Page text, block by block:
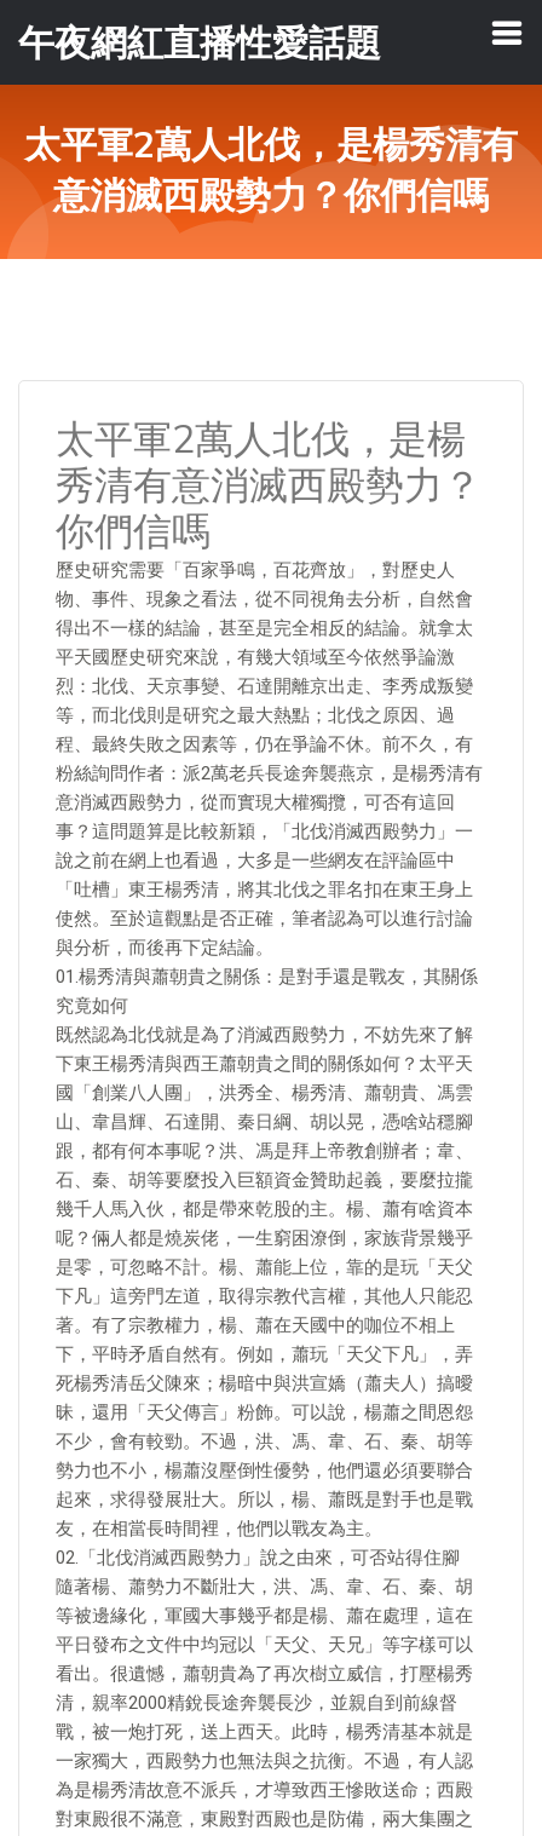
午夜網紅直播性愛話題
太平軍2萬人北伐，是楊秀清有
意消滅西殿勢力？你們信嗎
太平軍2萬人北伐，是楊
秀清有意消滅西殿勢力？
你們信嗎
歷史研究需要「百家爭鳴，百花齊放」，對歷史人
物、事件、現象之看法，從不同視角去分析，自然會
得出不一樣的結論，甚至是完全相反的結論。就拿太
平天國歷史研究來說，有幾大領域至今依然爭論激
烈：北伐、天京事變、石達開離京出走、李秀成叛變
等，而北伐則是研究之最大熱點；北伐之原因、過
程、最終失敗之因素等，仍在爭論不休。前不久，有
粉絲詢問作者：派2萬老兵長途奔襲燕京，是楊秀清有
意消滅西殿勢力，從而實現大權獨攬，可否有這回
事？這問題算是比較新穎，「北伐消滅西殿勢力」一
說之前在網上也看過，大多是一些網友在評論區中
「吐槽」東王楊秀清，將其北伐之罪名扣在東王身上
使然。至於這觀點是否正確，筆者認為可以進行討論
與分析，而後再下定結論。
01.楊秀清與蕭朝貴之關係：是對手還是戰友，其關係
究竟如何
既然認為北伐就是為了消滅西殿勢力，不妨先來了解
下東王楊秀清與西王蕭朝貴之間的關係如何？太平天
國「創業八人團」，洪秀全、楊秀清、蕭朝貴、馮雲
山、韋昌輝、石達開、秦日綱、胡以晃，憑啥站穩腳
跟，都有何本事呢？洪、馮是拜上帝教創辦者；韋、
石、秦、胡等要麼投入巨額資金贊助起義，要麼拉攏
幾千人馬入伙，都是帶來乾股的主。楊、蕭有啥資本
呢？倆人都是燒炭佬，一生窮困潦倒，家族背景幾乎
是零，可忽略不計。楊、蕭能上位，靠的是玩「天父
下凡」這旁門左道，取得宗教代言權，其他人只能忍
著。有了宗教權力，楊、蕭在天國中的咖位不相上
下，平時矛盾自然有。例如，蕭玩「天父下凡」，弄
死楊秀清岳父陳來；楊暗中與洪宣嬌（蕭夫人）搞曖
昧，還用「天父傳言」粉飾。可以說，楊蕭之間恩怨
不少，會有較勁。不過，洪、馮、韋、石、秦、胡等
勢力也不小，楊蕭沒壓倒性優勢，他們還必須要聯合
起來，求得發展壯大。所以，楊、蕭既是對手也是戰
友，在相當長時間裡，他們以戰友為主。
02.「北伐消滅西殿勢力」說之由來，可否站得住腳
隨著楊、蕭勢力不斷壯大，洪、馮、韋、石、秦、胡
等被邊緣化，軍國大事幾乎都是楊、蕭在處理，這在
平日發布之文件中均冠以「天父、天兄」等字樣可以
看出。很遺憾，蕭朝貴為了再次樹立威信，打壓楊秀
清，親率2000精銳長途奔襲長沙，並親自到前線督
戰，被一炮打死，送上西天。此時，楊秀清基本就是
一家獨大，西殿勢力也無法與之抗衡。不過，有人認
為是楊秀清故意不派兵，才導致西王慘敗送命；西殿
對東殿很不滿意，東殿對西殿也是防備，兩大集團之